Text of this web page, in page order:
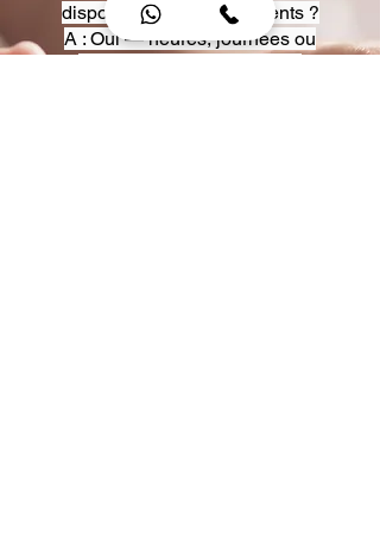
disposition pour événements ?
A : Oui — heures, journées ou